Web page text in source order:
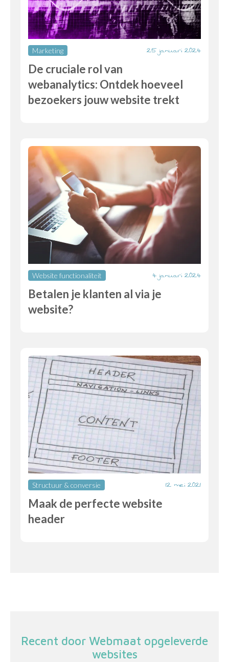
Marketing 25 januari 2024
De cruciale rol van
webanalytics: Ontdek hoeveel
bezoekers jouw website trekt
Website functionaliteit 4 januari 2024
Betalen je klanten al via je
website?
Structuur & conversie 12 mei 2021
Maak de perfecte website
header
Recent door Webmaat opgeleverde
websites